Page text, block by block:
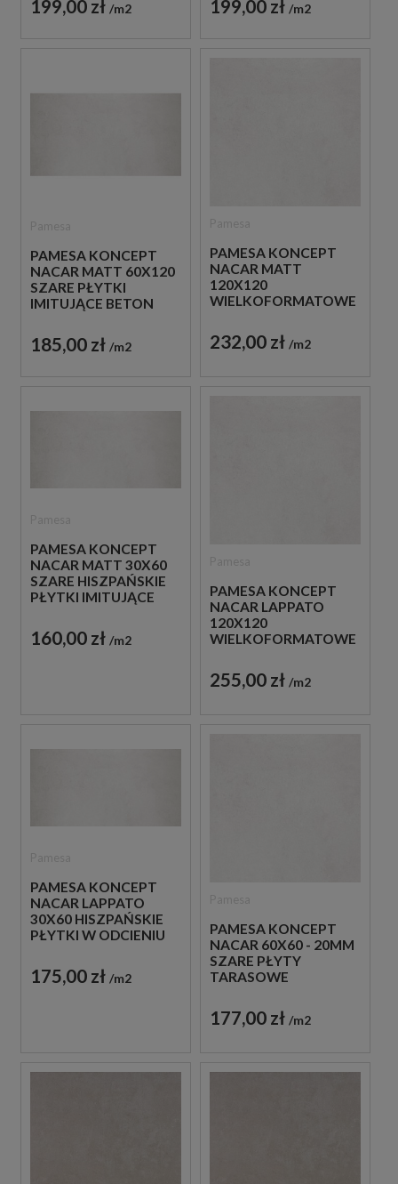
199,00 zł m2 199,00 zł m2
PAMESA KONCEPT
NACAR MATT 60X120
SZARE PŁYTKI
IMITUJĄCE BETON
185,00 zł m2
PAMESA KONCEPT
NACAR MATT
120X120
WIELKOFORMATOWE
IMITUJĄCE BETON
232,00 zł m2
PAMESA KONCEPT
NACAR MATT 30X60
SZARE HISZPAŃSKIE
PŁYTKI IMITUJĄCE
160,00 zł m2
PAMESA KONCEPT
NACAR LAPPATO
120X120
WIELKOFORMATOWE
PŁYTKI IMITUJĄCE
BETON
255,00 zł m2
PAMESA KONCEPT
NACAR LAPPATO
30X60 HISZPAŃSKIE
PŁYTKI W ODCIENIU
BETON
175,00 zł m2
PAMESA KONCEPT
NACAR 60X60 - 20MM
SZARE PŁYTY
TARASOWE
177,00 zł m2